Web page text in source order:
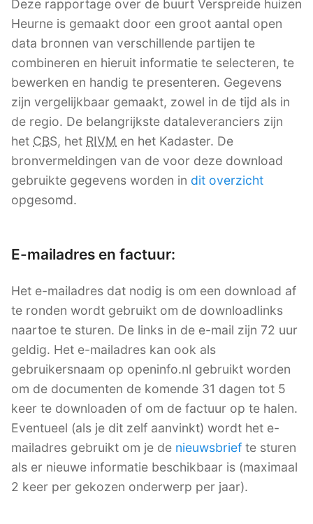
Deze rapportage over de buurt Verspreide huizen
Heurne is gemaakt door een groot aantal open
data bronnen van verschillende partijen te
combineren en hieruit informatie te selecteren, te
bewerken en handig te presenteren. Gegevens
zijn vergelijkbaar gemaakt, zowel in de tijd als in
de regio. De belangrijkste dataleveranciers zijn
het CBS, het RIVM en het Kadaster. De
bronvermeldingen van de voor deze download
gebruikte gegevens worden in dit overzicht
opgesomd.
E-mailadres en factuur:
Het e-mailadres dat nodig is om een download af
te ronden wordt gebruikt om de downloadlinks
naartoe te sturen. De links in de e-mail zijn 72 uur
geldig. Het e-mailadres kan ook als
gebruikersnaam op openinfo.nl gebruikt worden
om de documenten de komende 31 dagen tot 5
keer te downloaden of om de factuur op te halen.
Eventueel (als je dit zelf aanvinkt) wordt het e-
mailadres gebruikt om je de nieuwsbrief te sturen
als er nieuwe informatie beschikbaar is (maximaal
2 keer per gekozen onderwerp per jaar).